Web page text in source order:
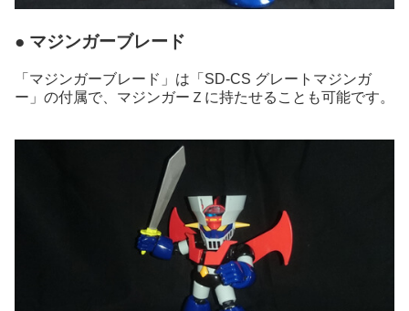
● マジンガーブレード
「マジンガーブレード」は「SD-CS グレートマジンガ
ー」の付属で、マジンガーＺに持たせることも可能です。